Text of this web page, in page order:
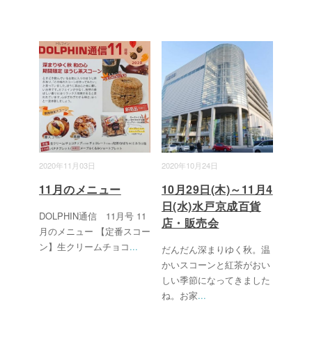
2020年11月03日
11月のメニュー
DOLPHIN通信 11月号 11
月のメニュー 【定番スコー
ン】生クリームチョコ...
2020年10月24日
10月29日(木)～11月4
日(水)水戸京成百貨
店・販売会
だんだん深まりゆく秋。温
かいスコーンと紅茶がおい
しい季節になってきました
ね。お家...